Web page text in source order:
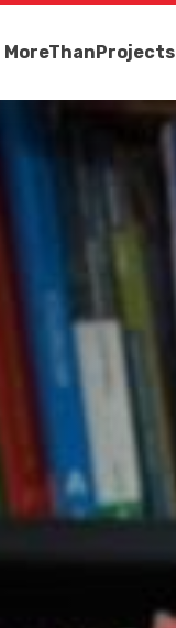
MoreThanProjects